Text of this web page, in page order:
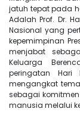
jatuh tepat pada
Adalah Prof. Dr.
Nasional yang
kepemimpinan
menjabat
Keluarga
peringatan Hari
mengangkat tema
sebagai
manusia melalui